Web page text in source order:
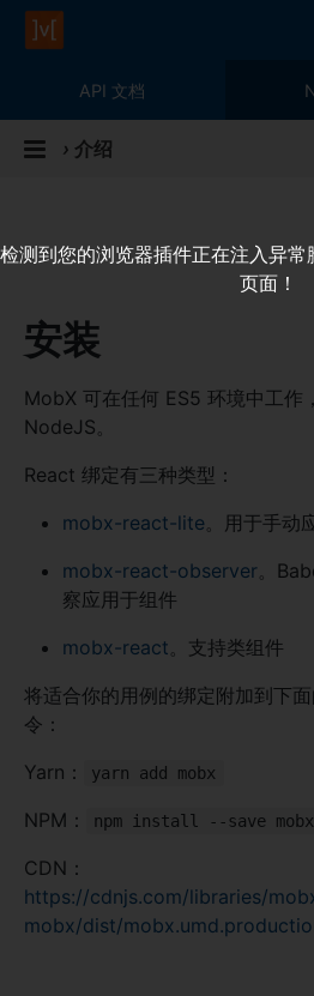
API 文档
› 介绍
安装
MobX 可在任何 ES5 环境中工作
NodeJS。
React 绑定有三种类型：
mobx-react-lite 。用于手动
mobx-react-observer。
察应用于组件
mobx-react 。支持类组件
将适合你的用例的绑定附加到下
令：
Yarn：
yarn add mobx
NPM： npm install --save mobx
CDN：
https://cdnjs.com/libraries/
mobx/dist/
检测到您的浏览器插件正在注入异
页面！